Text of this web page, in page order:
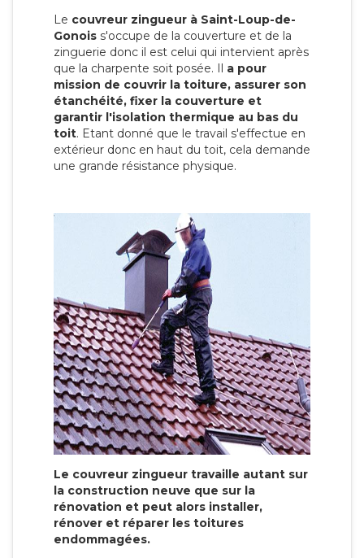
Le couvreur zingueur à Saint-Loup-de-
Gonois s'occupe de la couverture et de la
zinguerie donc il est celui qui intervient après
que la charpente soit posée. Il a pour
mission de couvrir la toiture, assurer son
étanchéité, fixer la couverture et
garantir l'isolation thermique au bas du
toit. Etant donné que le travail s'effectue en
extérieur donc en haut du toit, cela demande
une grande résistance physique.
Le couvreur zingueur travaille autant sur
la construction neuve que sur la
rénovation et peut alors installer,
rénover et réparer les toitures
endommagées.